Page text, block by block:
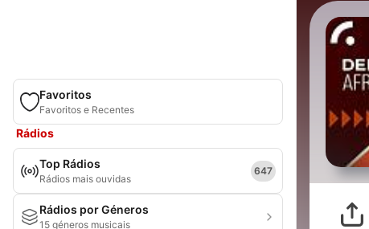
Favoritos
Favoritos e Recentes
Rádios
Top Rádios
Rádios mais ouvidas
647
Rádios por Géneros
15 géneros musicais